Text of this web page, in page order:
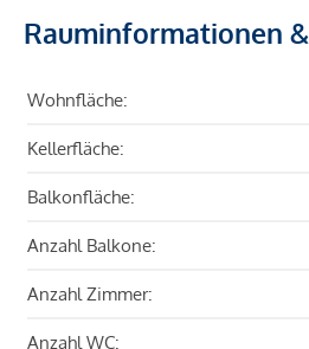
Rauminformationen
Wohnfläche:
Kellerfläche:
Balkonfläche:
Anzahl Balkone:
Anzahl Zimmer:
Anzahl WC: